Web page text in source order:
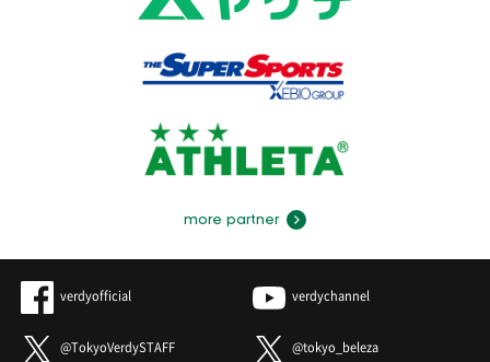
more partner
verdyofficial verdychannel
@TokyoVerdySTAFF @tokyo_beleza